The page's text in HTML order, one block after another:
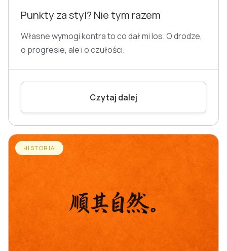
Punkty za styl? Nie tym razem
Własne wymogi kontra to co dał mi los. O drodze,
o progresie, ale i o czułości.
Czytaj dalej
HISTORIA